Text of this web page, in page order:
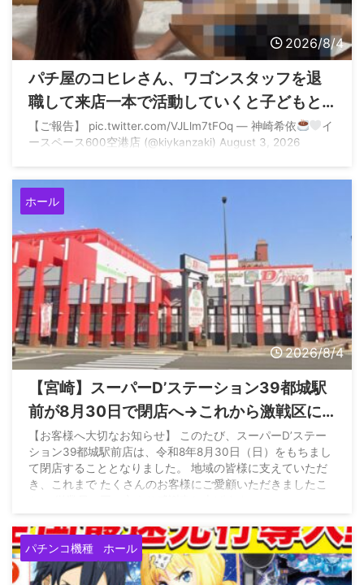
2026/8/4
パチ屋のコヒレさん、ワゴンスタッフを退
職して来店一本で活動していくと子どもと
一緒に土下座へ
【ご報告】 pic.twitter.com/VJLlm7tFOq — 神崎希依
イ
ースペース600空港店 (@kiykanzaki) August 3, 2026
ホール
2026/8/4
【宮崎】スーパーD’ステーション39都城駅
前が8月30日で閉店へ→これから激戦区に
なるとの情報も
【お客様へ大切なお知らせ】 このたび、スーパーD’ステー
ション39都城駅前店は、令和8年8月30日（日）をもちまし
て閉店することとなりました。 地域の皆様に支えていただ
き、これまで たくさんのお客様にご愛顧いただきましたこ
(@tenchou_bb) August 3, 2026
パチンコ機種 ホール